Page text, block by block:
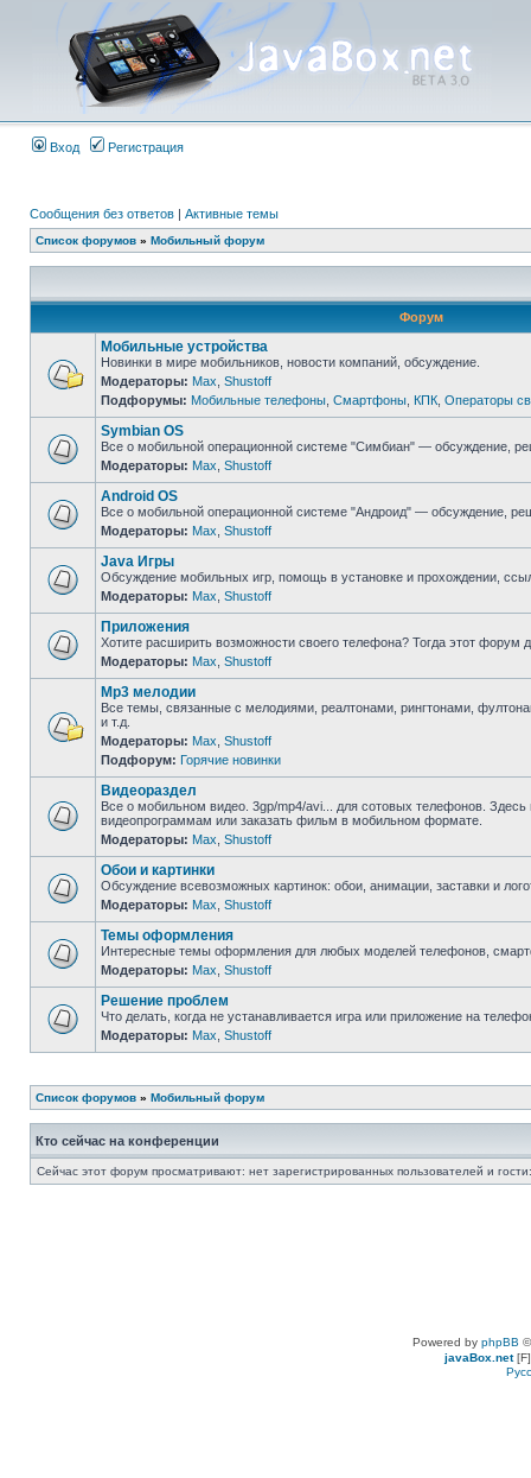
Вход Регистрация
Сообщения без ответов | Активные темы
Список форумов » Мобильный форум
Форум
Мобильные устройства
Новинки в мире мобильников, новости компаний, обсуждение.
Модераторы: Max Shustoff
Подфорумы: Мобильные телефоны Смартфоны КПК Операторы
Symbian OS
Все о мобильной операционной системе "Симбиан" — обсуждение,
Модераторы: Max Shustoff
Android OS
Все о мобильной операционной системе "Андроид" — обсуждение,
Модераторы: Max Shustoff
Java Игры
Обсуждение мобильных игр, помощь в установке и прохождении,
Модераторы: Max Shustoff
Приложения
Хотите расширить возможности своего телефона? Тогда этот форум
Модераторы: Max Shustoff
Mp3 мелодии
Все темы, связанные с мелодиями, реалтонами, рингтонами,
и т.д.
Модераторы: Max Shustoff
Подфорум: Горячие новинки
Видеораздел
Все о мобильном видео. 3gp/mp4/avi... для сотовых телефонов. Здесь
видеопрограммам или заказать фильм в мобильном формате.
Модераторы: Max Shustoff
Обои и картинки
Обсуждение всевозможных картинок: обои, анимации, заставки и
Модераторы: Max Shustoff
Темы оформления
Интересные темы оформления для любых моделей телефонов,
Модераторы: Max Shustoff
Решение проблем
Что делать, когда не устанавливается игра или приложение на
Модераторы: Max Shustoff
Список форумов » Мобильный форум
Кто сейчас на конференции
Сейчас этот форум просматривают: нет зарегистрированных пользователей и
Powered by phpBB
javaBox.net